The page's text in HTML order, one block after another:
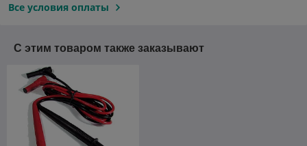
Все условия оплаты
С этим товаром также заказывают